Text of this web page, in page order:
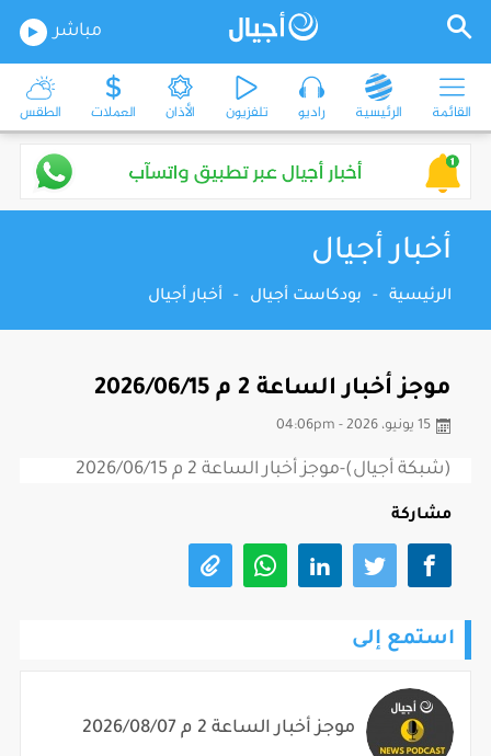
مباشر
القائمة الرئيسية راديو تلفزيون الأذان العملات الطقس
أخبار أجيال
الرئيسية - بودكاست أجيال - أخبار أجيال
موجز أخبار الساعة 2 م 2026/06/15
15 يونيو، 2026 - 04:06pm
(شبكة أجيال)-موجز أخبار الساعة 2 م 2026/06/15
مشاركة
استمع إلى
موجز أخبار الساعة 2 م 2026/08/07